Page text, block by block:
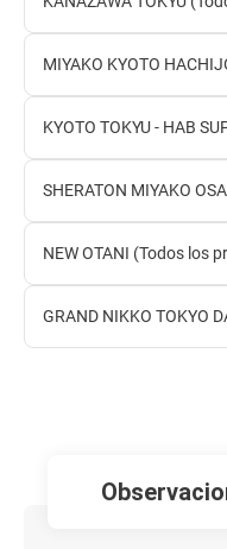
MIYAKO KYOTO
KYOTO TOKYU - HAB
SHERATON MIYAKO
NEW OTANI (Todos los
GRAND NIKKO TOKYO